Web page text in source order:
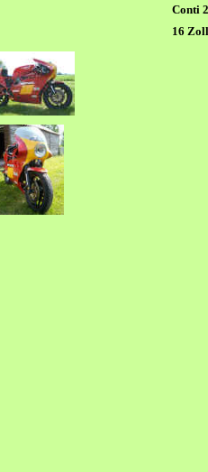
Conti
16 Zoll